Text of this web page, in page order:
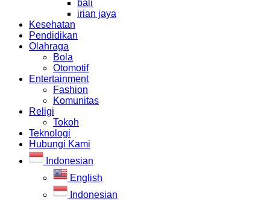
bali
irian jaya
Kesehatan
Pendidikan
Olahraga
Bola
Otomotif
Entertainment
Fashion
Komunitas
Religi
Tokoh
Teknologi
Hubungi Kami
Indonesian
English
Indonesian